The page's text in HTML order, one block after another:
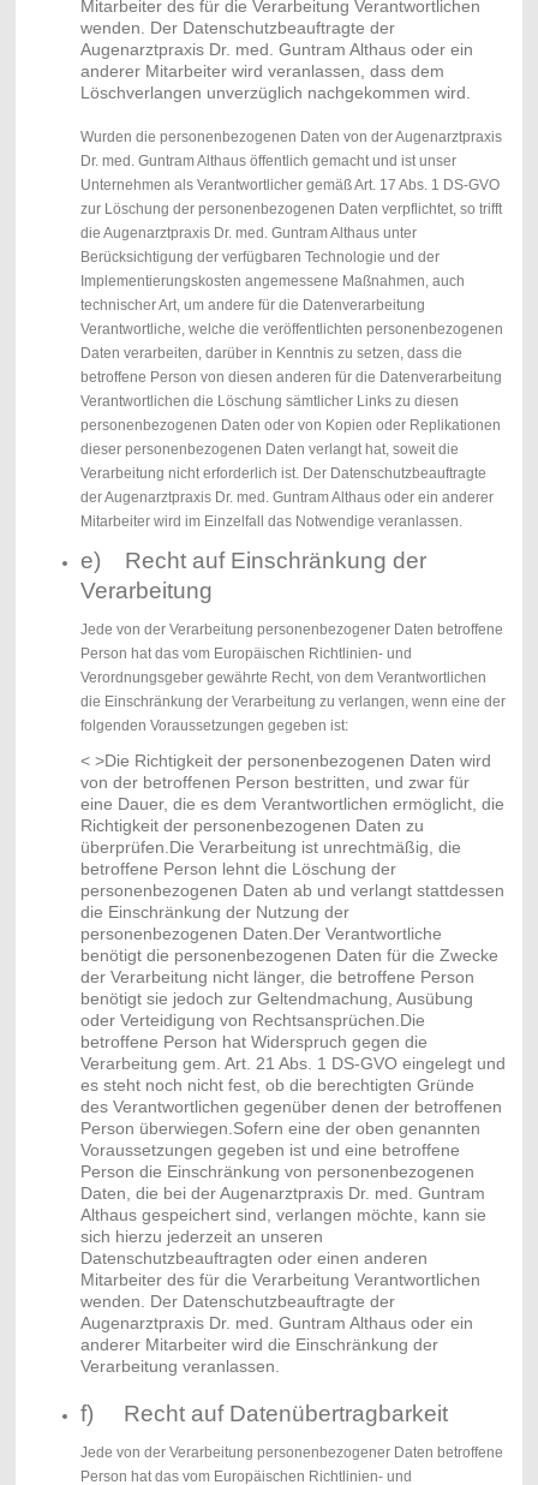
Mitarbeiter des für die Verarbeitung Verantwortlichen
wenden. Der Datenschutzbeauftragte der
Augenarztpraxis Dr. med. Guntram Althaus oder ein
anderer Mitarbeiter wird veranlassen, dass dem
Löschverlangen unverzüglich nachgekommen wird.
Wurden die personenbezogenen Daten von der Augenarztpraxis
Dr. med. Guntram Althaus öffentlich gemacht und ist unser
Unternehmen als Verantwortlicher gemäß Art. 17 Abs. 1 DS-GVO
zur Löschung der personenbezogenen Daten verpflichtet, so trifft
die Augenarztpraxis Dr. med. Guntram Althaus unter
Berücksichtigung der verfügbaren Technologie und der
Implementierungskosten angemessene Maßnahmen, auch
technischer Art, um andere für die Datenverarbeitung
Verantwortliche, welche die veröffentlichten personenbezogenen
Daten verarbeiten, darüber in Kenntnis zu setzen, dass die
betroffene Person von diesen anderen für die Datenverarbeitung
Verantwortlichen die Löschung sämtlicher Links zu diesen
personenbezogenen Daten oder von Kopien oder Replikationen
dieser personenbezogenen Daten verlangt hat, soweit die
Verarbeitung nicht erforderlich ist. Der Datenschutzbeauftragte
der Augenarztpraxis Dr. med. Guntram Althaus oder ein anderer
Mitarbeiter wird im Einzelfall das Notwendige veranlassen.
e) Recht auf Einschränkung der
Verarbeitung
Jede von der Verarbeitung personenbezogener Daten betroffene
Person hat das vom Europäischen Richtlinien- und
Verordnungsgeber gewährte Recht, von dem Verantwortlichen
die Einschränkung der Verarbeitung zu verlangen, wenn eine der
folgenden Voraussetzungen gegeben ist:
< >Die Richtigkeit der personenbezogenen Daten wird
von der betroffenen Person bestritten, und zwar für
eine Dauer, die es dem Verantwortlichen ermöglicht, die
Richtigkeit der personenbezogenen Daten zu
überprüfen.Die Verarbeitung ist unrechtmäßig, die
betroffene Person lehnt die Löschung der
personenbezogenen Daten ab und verlangt stattdessen
die Einschränkung der Nutzung der
personenbezogenen Daten.Der Verantwortliche
benötigt die personenbezogenen Daten für die Zwecke
der Verarbeitung nicht länger, die betroffene Person
benötigt sie jedoch zur Geltendmachung, Ausübung
oder Verteidigung von Rechtsansprüchen.Die
betroffene Person hat Widerspruch gegen die
Verarbeitung gem. Art. 21 Abs. 1 DS-GVO eingelegt und
es steht noch nicht fest, ob die berechtigten Gründe
des Verantwortlichen gegenüber denen der betroffenen
Person überwiegen.Sofern eine der oben genannten
Voraussetzungen gegeben ist und eine betroffene
Person die Einschränkung von personenbezogenen
Daten, die bei der Augenarztpraxis Dr. med. Guntram
Althaus gespeichert sind, verlangen möchte, kann sie
sich hierzu jederzeit an unseren
Datenschutzbeauftragten oder einen anderen
Mitarbeiter des für die Verarbeitung Verantwortlichen
wenden. Der Datenschutzbeauftragte der
Augenarztpraxis Dr. med. Guntram Althaus oder ein
anderer Mitarbeiter wird die Einschränkung der
Verarbeitung veranlassen.
f) Recht auf Datenübertragbarkeit
Jede von der Verarbeitung personenbezogener Daten betroffene
Person hat das vom Europäischen Richtlinien- und